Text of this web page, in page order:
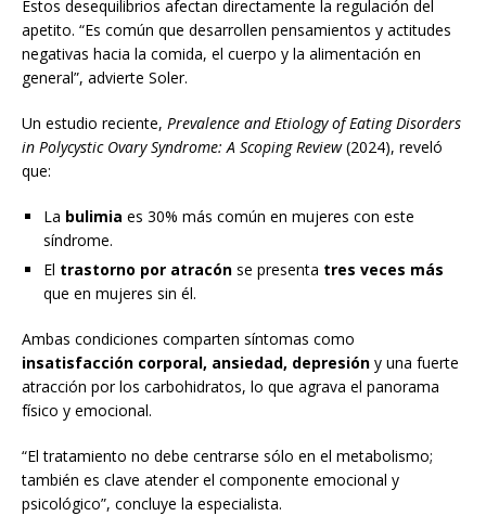
Estos desequilibrios afectan directamente la regulación del
apetito. “Es común que desarrollen pensamientos y actitudes
negativas hacia la comida, el cuerpo y la alimentación en
general”, advierte Soler.
Un estudio reciente, Prevalence and Etiology of Eating Disorders
in Polycystic Ovary Syndrome: A Scoping Review(2024), reveló
que:
La bulimia es 30% más común en mujeres con este
síndrome.
El trastorno por atracón se presenta tres veces más
que en mujeres sin él.
Ambas condiciones comparten síntomas como
insatisfacción corporal, ansiedad, depresión y una fuerte
atracción por los carbohidratos, lo que agrava el panorama
físico y emocional.
“El tratamiento no debe centrarse sólo en el metabolismo;
también es clave atender el componente emocional y
psicológico”, concluye la especialista.